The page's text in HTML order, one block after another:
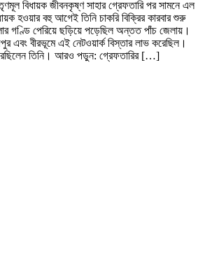
বিধায়ক জীবনকৃষ্ণ সাহার গ্রেফতারি পর সামনে এল
হওয়ার বহু আগেই তিনি চাকরি বিক্রির কারবার শুরু
গণ্ডি পেরিয়ে ছড়িয়ে পড়েছিল অন্তত পাঁচ জেলায়।
এবং বীরভূমে এই নেটওয়ার্ক বিস্তার লাভ করেছিল।
তিনি। আরও পড়ুন: গ্রেফতারির […]